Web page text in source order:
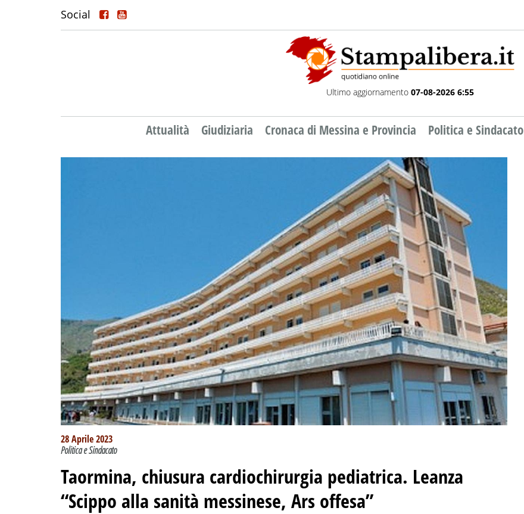
Social
Ultimo aggiornamento 07-08-2026 6:55
Attualità Giudiziaria Cronaca di Messina e Provincia Politica e Sindacato
28 Aprile 2023
Politica e Sindacato
Taormina, chiusura cardiochirurgia pediatrica. Leanza
“Scippo alla sanità messinese, Ars offesa”